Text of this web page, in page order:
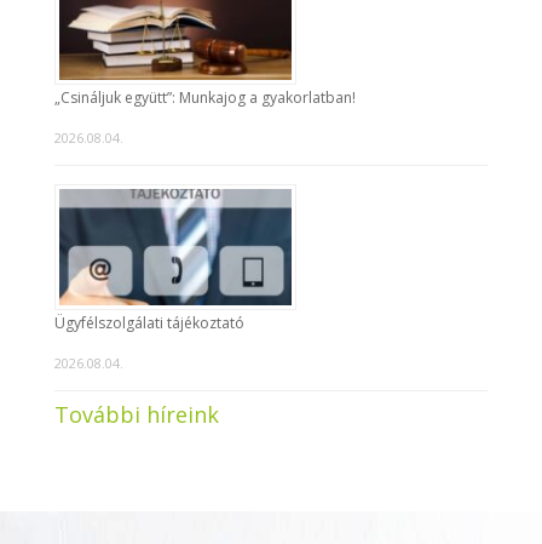
„Csináljuk együtt”: Munkajog a gyakorlatban!
2026.08.04.
Ügyfélszolgálati tájékoztató
2026.08.04.
További híreink